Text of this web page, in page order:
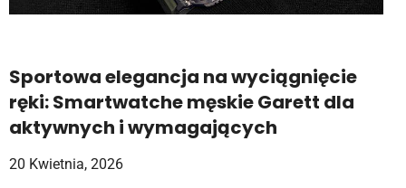
Sportowa elegancja na wyciągnięcie
ręki: Smartwatche męskie Garett dla
aktywnych i wymagających
20 Kwietnia, 2026